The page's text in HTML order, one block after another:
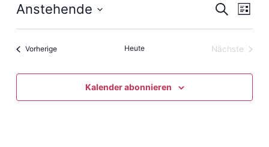
Suche
und
SucheListe
Anstehende
VorherigeVeranstaltungen Heute
Nächste
Kalender abonnieren